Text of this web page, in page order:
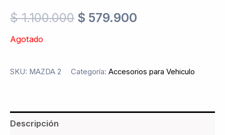
$1.100.000 $ 579.900
Agotado
SKU: MAZDA 2 Categoría: Accesorios para Vehiculo
Descripción